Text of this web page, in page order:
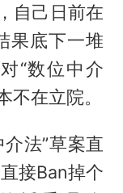
自己日前在
果底下一堆
“数位中介
不在立院。
法”草案直
接Ban掉个